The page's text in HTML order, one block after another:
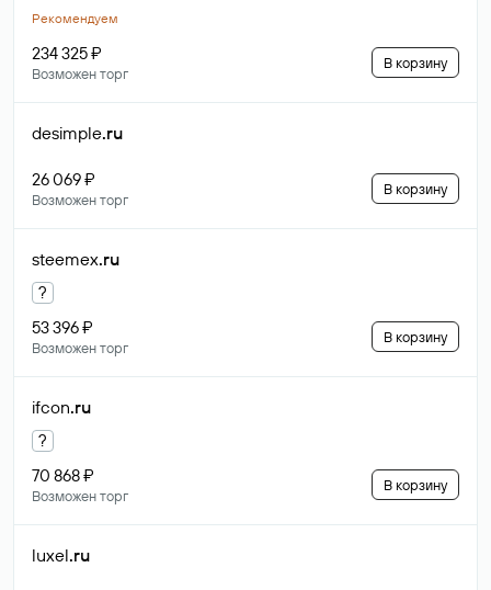
Рекомендуем
234 325 ₽
Возможен торг
В корзину
desimple.ru
26 069 ₽
Возможен торг
В корзину
steemex.ru
?
53 396 ₽
Возможен торг
В корзину
ifcon.ru
?
70 868 ₽
Возможен торг
В корзину
luxel.ru